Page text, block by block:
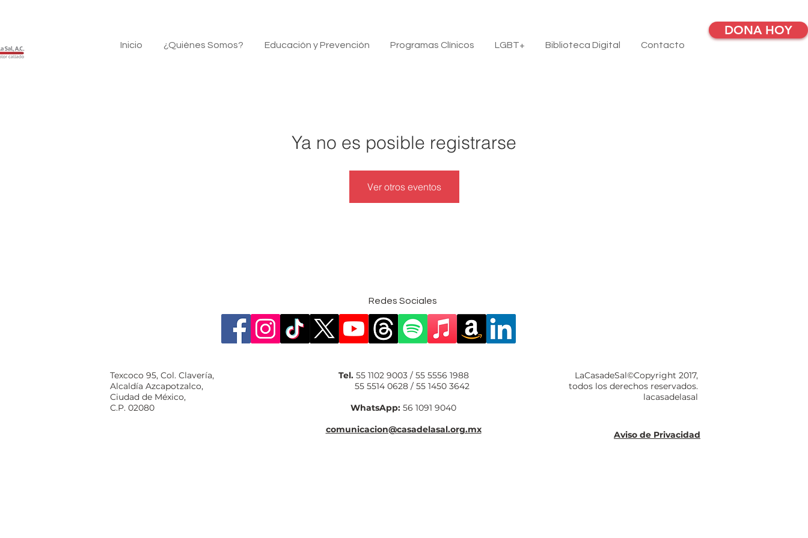
Inicio ¿Quiénes Somos? Educación y Prevención Programas Clínicos LGBT+ Biblioteca Digital Contacto
DONA HOY
Ya no es posible registrarse
Ver otros eventos
Redes Sociales
Texcoco 95, Col. Clavería,
Alcaldía Azcapotzalco,
Ciudad de México,
C.P. 02080
Tel.55 1102 9003 / 55 5556 1988
55 5514 0628 / 55 1450 3642
WhatsApp: 56 1091 9040
comunicacion@casadelasal.org.mx
LaCasadeSal©Copyright 2017,
todos los derechos reservados.
lacasadelasal
Aviso de Privacidad